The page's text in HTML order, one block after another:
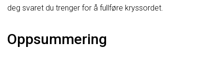
deg svaret du trenger for å fullføre kryssordet.
Oppsummering